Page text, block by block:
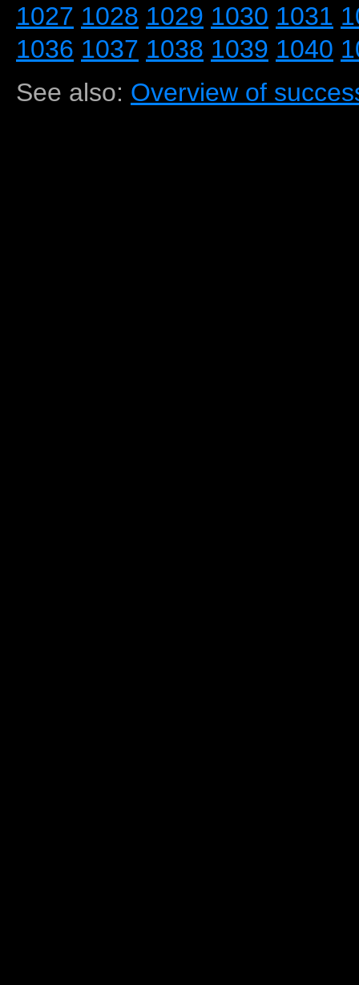
1027 1028 1029 1030 1031
1036 1037 1038 1039 1040
See also: Overview of